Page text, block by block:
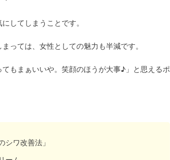
してしまうことです。
っては、女性としての魅力も半減です。
もまぁいいや。笑顔のほうが大事♪」と思えるポ
シワ改善法」